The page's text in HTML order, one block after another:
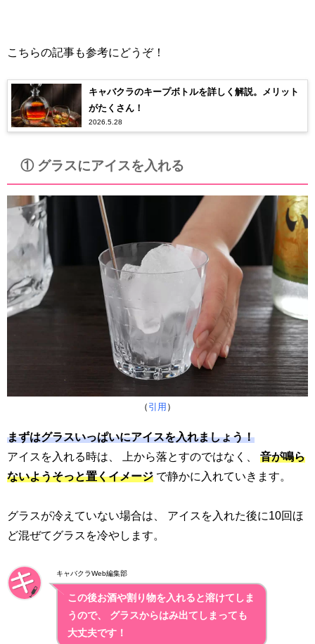
こちらの記事も参考にどうぞ！
キャバクラのキープボトルを詳しく解説。メリット
がたくさん！
2026.5.28
① グラスにアイスを入れる
（ 引用 ）
まずはグラスいっぱいにアイスを入れましょう！
アイスを入れる時は、 上から落とすのではなく、 音が鳴ら
ないようそっと置くイメージ で静かに入れていきます。
グラスが冷えていない場合は、 アイスを入れた後に10回ほ
ど混ぜてグラスを冷やします。
キャバクラWeb編集部
この後お酒や割り物を入れると溶けてしま
うので、 グラスからはみ出てしまっても
大丈夫です！